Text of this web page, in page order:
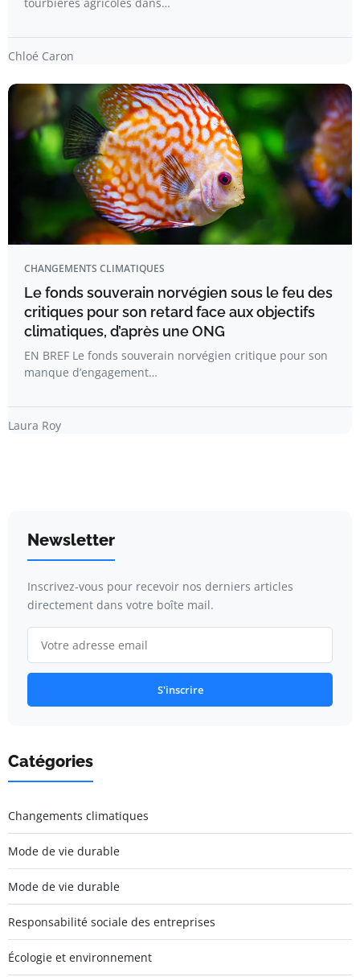
Chloé Caron
CHANGEMENTS CLIMATIQUES
Le fonds souverain norvégien sous le feu des
critiques pour son retard face aux objectifs
climatiques, d’après une ONG
EN BREF Le fonds souverain norvégien critique pour son
manque d’engagement…
Laura Roy
Newsletter
Inscrivez-vous pour recevoir nos derniers articles
directement dans votre boîte mail.
S'inscrire
Catégories
Changements climatiques
Mode de vie durable
Mode de vie durable
Responsabilité sociale des entreprises
Écologie et environnement